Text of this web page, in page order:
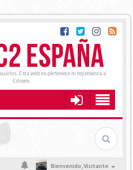
ESPAÑA
Esta web no pertenece ni representa a
Citroën.
Bienvenido,Visitante